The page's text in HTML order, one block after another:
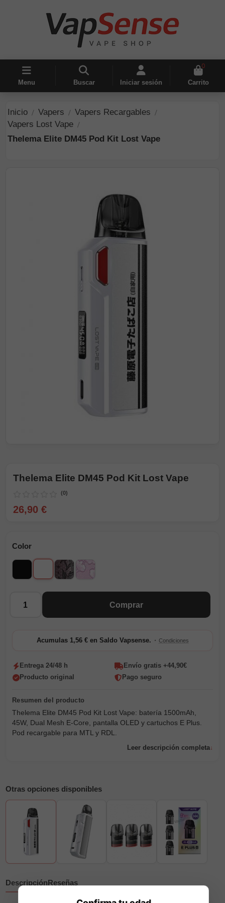
Menu Buscar Iniciar sesión
0
Carrito
Inicio Vapers
Vapers Recargables
Vapers Lost Vape
Thelema Elite DM45 Pod Kit Lost Vape
Thelema Elite DM45 Pod Kit Lost Vape
(0)
26,90 €
Color
BlancoSpartan-Valor
Comprar
Acumulas 1,56 € en Saldo Vapsense. · Condiciones
Entrega 24/48 h
Envío gratis +44,90€
Producto original
Pago seguro
Thelema Elite DM45 Pod Kit Lost Vape: batería 1500mAh,
45W, Dual Mesh E-Core, pantalla OLED y cartuchos E Plus.
Pod recargable para MTL y RDL.
Leer descripción completa
Otras opciones disponibles
DescripciónReseñas